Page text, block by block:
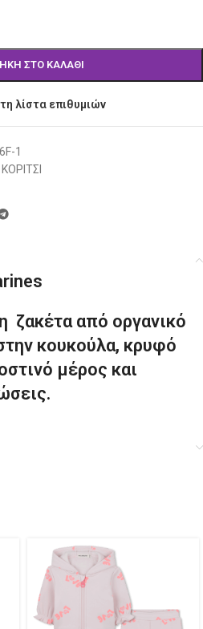
ΣΤΟ ΚΑΛΆΘΙ
λίστα επιθυμιών
1
ΚΟΡΙΤΣΙ
ζακέτα από οργανικό
κουκούλα, κρυφό
μέρος και